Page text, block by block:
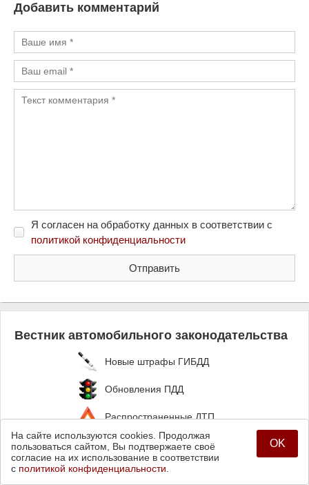
Добавить комментарий
Я согласен на обработку данных в соответствии с
политикой конфиденциальности
Вестник автомобильного законодательства
Новые штрафы ГИБДД
Обновления ПДД
Распространенные ДТП
Бесплатный номер ежемесячно
в Вашем электронном ящике!
OK
На сайте используются cookies. Продолжая
пользоваться сайтом, Вы подтвержаете своё
согласие на их использование в соответствии
с политикой конфиденциальности.